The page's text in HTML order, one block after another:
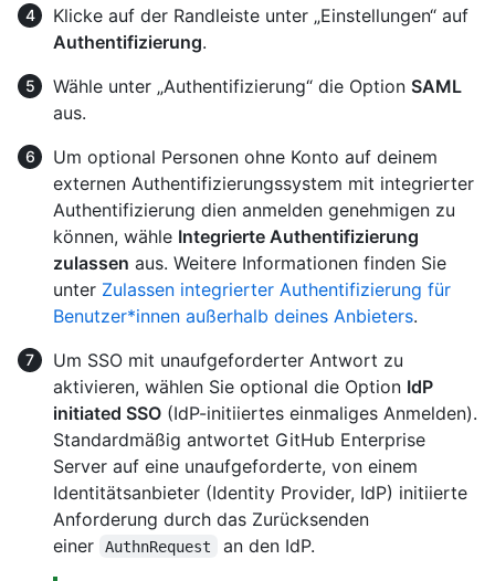
Klicke auf der Randleiste unter „Einstellungen“ auf
Authentifizierung.
Wähle unter „Authentifizierung“ die Option SAML
aus.
Um optional Personen ohne Konto auf deinem
externen Authentifizierungssystem mit integrierter
Authentifizierung dien anmelden genehmigen zu
können, wähle Integrierte Authentifizierung
zulassen aus. Weitere Informationen finden Sie
unter Zulassen integrierter Authentifizierung für
Benutzer*innen außerhalb deines Anbieters.
Um SSO mit unaufgeforderter Antwort zu
aktivieren, wählen Sie optional die Option IdP
initiated SSO (IdP-initiiertes einmaliges Anmelden).
Standardmäßig antwortet GitHub Enterprise
Server auf eine unaufgeforderte, von einem
Identitätsanbieter (Identity Provider, IdP) initiierte
Anforderung durch das Zurücksenden
einer
AuthnRequest an den IdP.